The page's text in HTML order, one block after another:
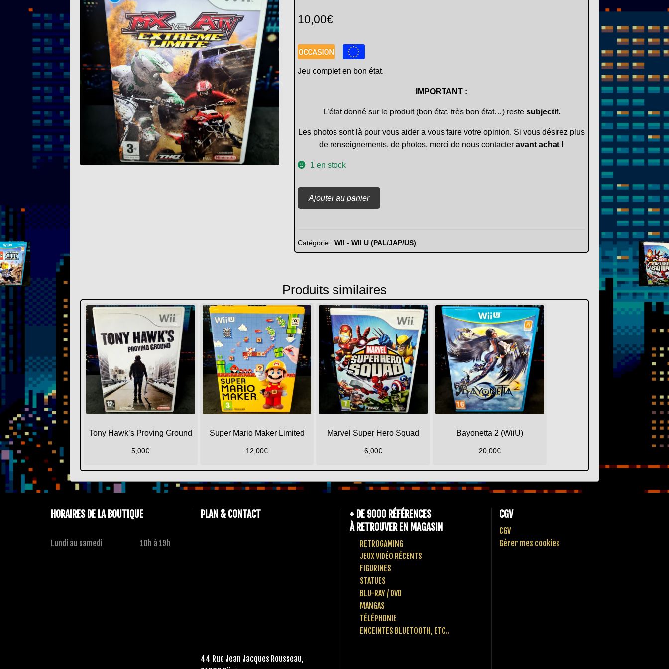
10,00€
Jeu complet en bon état.
IMPORTANT :
L’état donné sur le produit (bon état, très bon état…) reste subjectif.
Les photos sont là pour vous aider a vous faire votre opinion. Si vous désirez plus
de renseignements, de photos, merci de nous contacteravant achat !
1 en stock
de
ATV
Extreme
Ajouter au panier
Catégorie :WII - WII U (PAL/JAP/US)
Produits similaires
Tony Hawk’s Proving Ground
5,00€
Super Mario Maker Limited
12,00€
Marvel Super Hero Squad
6,00€
Bayonetta 2 (WiiU)
20,00€
HORAIRES DE LA BOUTIQUE
Lundi au samedi 10h à 19h
PLAN & CONTACT
44 Rue Jean Jacques Rousseau,
+ DE 9000 RÉFÉRENCES
À RETROUVER EN MAGASIN
RETROGAMING
JEUX VIDÉO RÉCENTS
FIGURINES
STATUES
BLU-RAY / DVD
MANGAS
TÉLÉPHONIE
ENCEINTES BLUETOOTH, ETC..
CGV
CGV
Gérer mes cookies